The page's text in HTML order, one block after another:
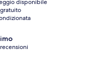
disponibile